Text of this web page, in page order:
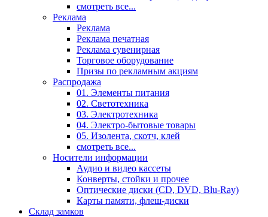
смотреть все...
Реклама
Реклама
Реклама печатная
Реклама сувенирная
Торговое оборудование
Призы по рекламным акциям
Распродажа
01. Элементы питания
02. Светотехника
03. Электротехника
04. Электро-бытовые товары
05. Изолента, скотч, клей
смотреть все...
Носители информации
Аудио и видео кассеты
Конверты, стойки и прочее
Оптические диски (CD, DVD, Blu-Ray)
Карты памяти, флеш-диски
Склад замков